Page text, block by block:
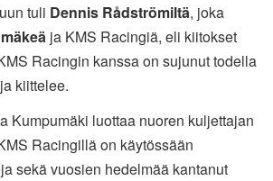
tuli Dennis Rådströmiltä, joka
ja KMS Racingiä, eli kiitokset
Racingin kanssa on sujunut todella
kiittelee.
Kumpumäki luottaa nuoren kuljettajan
Racingillä on käytössään
sekä vuosien hedelmää kantanut